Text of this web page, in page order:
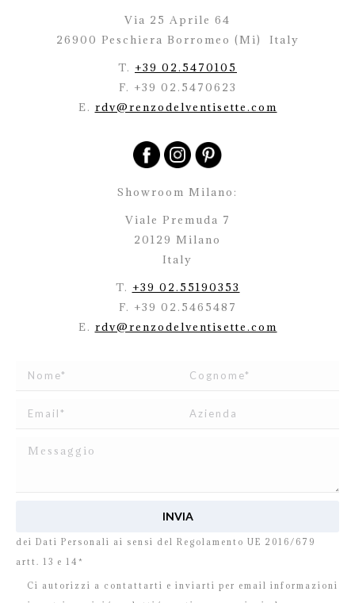
Via 25 Aprile 64
26900 Peschiera Borromeo (Mi)
Italy
T. +39 02.5470105
F. +39 02.5470623
E. rdv@renzodelventisette.com
Showroom Milano:
Viale Premuda 7
20129 Milano
Italy
T. +39 02.55190353
F. +39 02.5465487
E. rdv@renzodelventisette.com
dei Dati Personali ai sensi del Regolamento UE 2016/679
artt. 13 e 14*
Ci autorizzi a contattarti e inviarti per email informazioni